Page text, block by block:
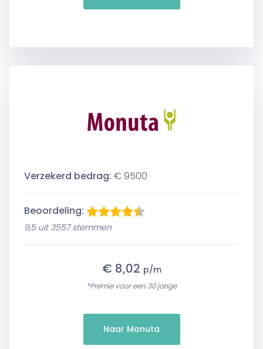
Verzekerd bedrag: € 9500
Beoordeling:
9,5 uit 3557 stemmen
€ 8,02 p/m
*Premie voor een 30 jarige
Naar Monuta